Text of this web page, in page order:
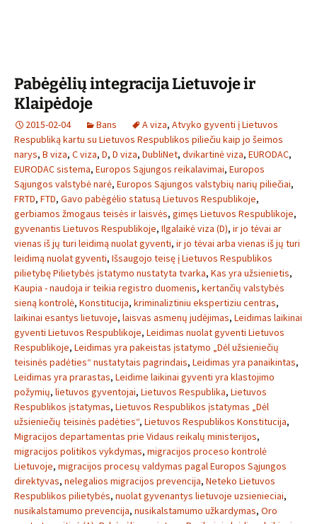
Pabėgėlių integracija Lietuvoje ir
Klaipėdoje
2015-02-04 Bans A viza, Atvyko gyventi į Lietuvos
Respubliką kartu su Lietuvos Respublikos piliečiu kaip jo šeimos
narys, B viza, C viza, D, D viza, DubliNet, dvikartinė viza, EURODAC,
EURODAC sistema, Europos Sąjungos reikalavimai, Europos
Sąjungos valstybė narė, Europos Sąjungos valstybių narių piliečiai,
FRTD, FTD, Gavo pabėgėlio statusą Lietuvos Respublikoje,
gerbiamos žmogaus teisės ir laisvės, gimęs Lietuvos Respublikoje,
gyvenantis Lietuvos Respublikoje, Ilgalaikė viza (D), ir jo tėvai ar
vienas iš jų turi leidimą nuolat gyventi, ir jo tėvai arba vienas iš jų turi
leidimą nuolat gyventi, Išsaugojo teisę į Lietuvos Respublikos
pilietybę Pilietybės įstatymo nustatyta tvarka, Kas yra užsienietis,
Kaupia - naudoja ir teikia registro duomenis, kertančių valstybės
sieną kontrolė, Konstitucija, kriminaliztiniu ekspertiziu centras,
laikinai esantys lietuvoje, laisvas asmenų judėjimas, Leidimas laikinai
gyventi Lietuvos Respublikoje, Leidimas nuolat gyventi Lietuvos
Respublikoje, Leidimas yra pakeistas įstatymo „Dėl užsieniečių
teisinės padėties“ nustatytais pagrindais, Leidimas yra panaikintas,
Leidimas yra prarastas, Leidime laikinai gyventi yra klastojimo
požymių, lietuvos gyventojai, Lietuvos Respublika, Lietuvos
Respublikos įstatymas, Lietuvos Respublikos įstatymas „Dėl
užsieniečių teisinės padėties“, Lietuvos Respublikos Konstitucija,
Migracijos departamentas prie Vidaus reikalų ministerijos,
migracijos politikos vykdymas, migracijos proceso kontrolė
Lietuvoje, migracijos procesų valdymas pagal Europos Sąjungos
direktyvas, nelegalios migracijos prevencija, Neteko Lietuvos
Respublikos pilietybės, nuolat gyvenantys lietuvoje uzsienieciai,
nusikalstamumo prevencija, nusikalstamumo užkardymas, Oro